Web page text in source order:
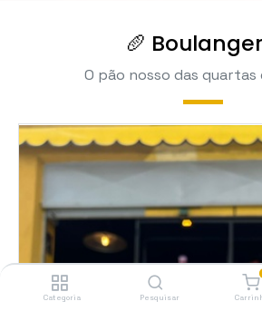
Categoria Pesquisar
🥖
O pão nosso das quartas